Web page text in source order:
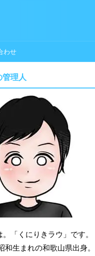
わせ
管理人
。「くにりきラウ」です。
和生まれの和歌山県出身。